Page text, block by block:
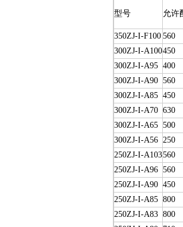
型号 允许
350ZJ-I-F100 560
300ZJ-I-A100450
300ZJ-I-A95 400
300ZJ-I-A90 560
300ZJ-I-A85 450
300ZJ-I-A70 630
300ZJ-I-A65 500
300ZJ-I-A56 250
250ZJ-I-A103560
250ZJ-I-A96 560
250ZJ-I-A90 450
250ZJ-I-A85 800
250ZJ-I-A83 800